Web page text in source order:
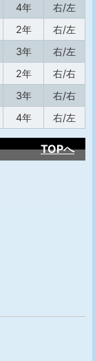
4年
右/左
2年
右/左
3年
右/左
2年
右/右
3年
右/右
4年 右/左
TOPへ